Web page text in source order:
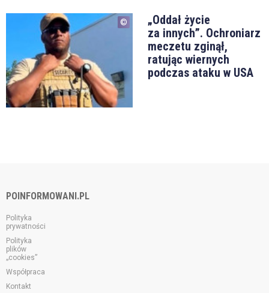
„Oddał życie
za innych”. Ochroniarz
meczetu zginął,
ratując wiernych
podczas ataku w USA
POINFORMOWANI.PL
Polityka
prywatności
Polityka
plików
„cookies”
Współpraca
Kontakt